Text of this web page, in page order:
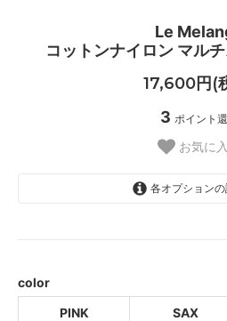
Le
コットンナイロン マル
17,600円(
3 ポイント
お気に
各オプション
color
PINK
SAX